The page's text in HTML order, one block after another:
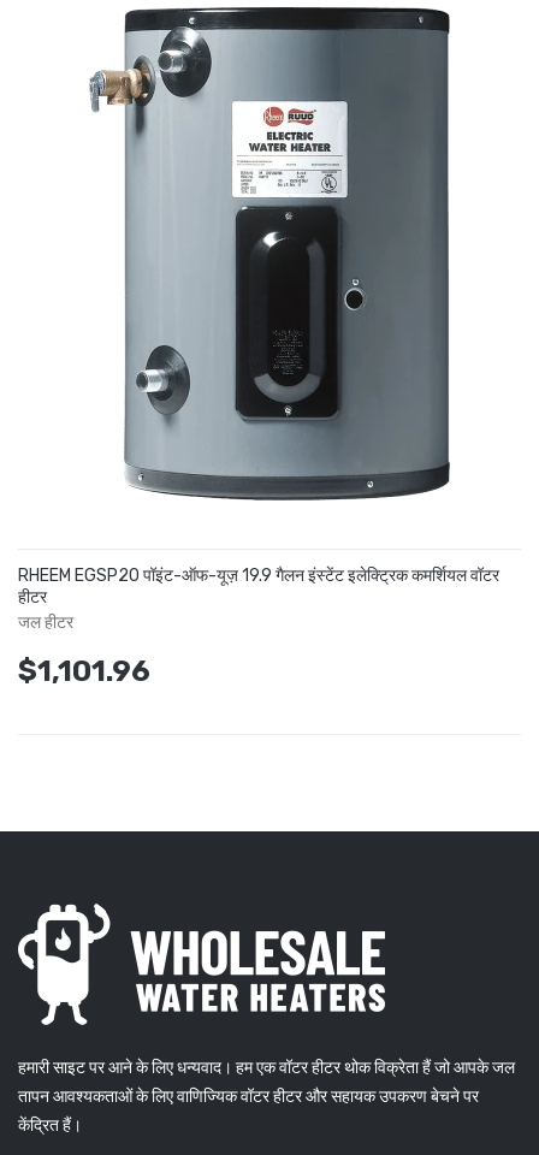
RHEEM EGSP20 पॉइंट-ऑफ-यूज़ 19.9 गैलन इंस्टेंट इलेक्ट्रिक कमर्शियल वॉटर
हीटर
जल हीटर
$1,101.96
हमारी साइट पर आने के लिए धन्यवाद। हम एक वॉटर हीटर थोक विक्रेता हैं जो आपके जल
तापन आवश्यकताओं के लिए वाणिज्यिक वॉटर हीटर और सहायक उपकरण बेचने पर
केंद्रित हैं।